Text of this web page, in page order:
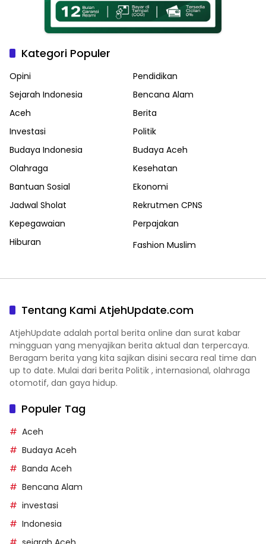
Kategori Populer
Opini
Pendidikan
Sejarah Indonesia
Bencana Alam
Aceh
Berita
Investasi
Politik
Budaya Indonesia
Budaya Aceh
Olahraga
Kesehatan
Bantuan Sosial
Ekonomi
Jadwal Sholat
Rekrutmen CPNS
Kepegawaian
Perpajakan
Hiburan
Fashion Muslim
Tentang Kami AtjehUpdate.com
AtjehUpdate adalah portal berita online dan surat kabar
mingguan yang menyajikan berita aktual dan terpercaya.
Beragam berita yang kita sajikan disini secara real time dan
up to date. Mulai dari berita Politik , internasional, olahraga
otomotif, dan gaya hidup.
Populer Tag
Aceh
Budaya Aceh
Banda Aceh
Bencana Alam
investasi
Indonesia